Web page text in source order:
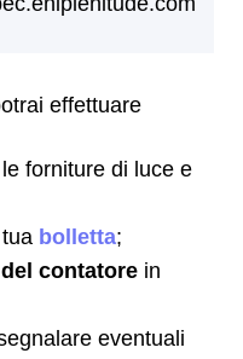
effettuare
forniture di luce e
bolletta;
contatore in
eventuali